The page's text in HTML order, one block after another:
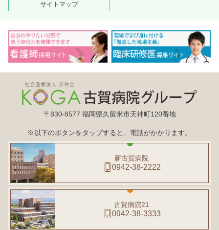
サイトマップ
〒830-8577 福岡県久留米市天神町120番地
※以下のボタンをタップすると、電話がかかります。
新古賀病院
0942-38-2222
古賀病院21
0942-38-3333